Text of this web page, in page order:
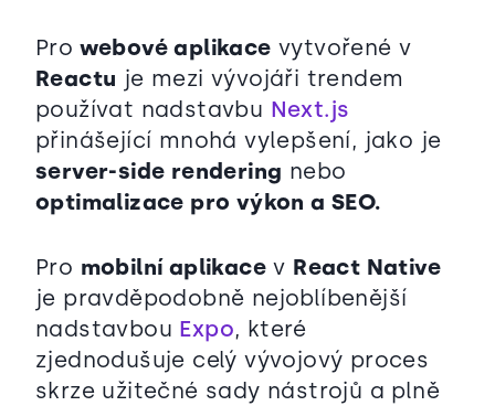
Pro webové aplikace vytvořené v
Reactu je mezi vývojáři trendem
používat nadstavbu Next.js
přinášející mnohá vylepšení, jako je
server-side rendering nebo
optimalizace pro výkon a SEO.
Pro mobilní aplikace v React Native
je pravděpodobně nejoblíbenější
nadstavbou Expo, které
zjednodušuje celý vývojový proces
skrze užitečné sady nástrojů a plně